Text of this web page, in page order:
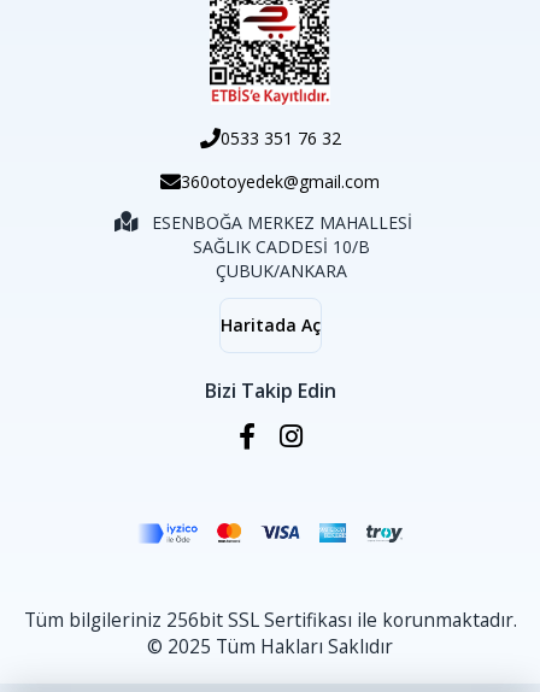
0533 351 76 32
360otoyedek@gmail.com
ESENBOĞA MERKEZ MAHALLESİ
SAĞLIK CADDESİ 10/B
ÇUBUK/ANKARA
Haritada Aç
Bizi Takip Edin
Tüm bilgileriniz 256bit SSL Sertifikası ile korunmaktadır.
© 2025 Tüm Hakları Saklıdır